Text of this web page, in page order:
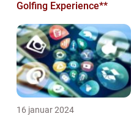
Golfing Experience**
16 januar 2024